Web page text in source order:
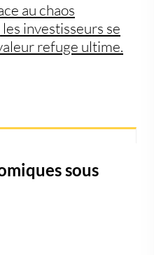
au chaos
investisseurs se
refuge ultime.
sous